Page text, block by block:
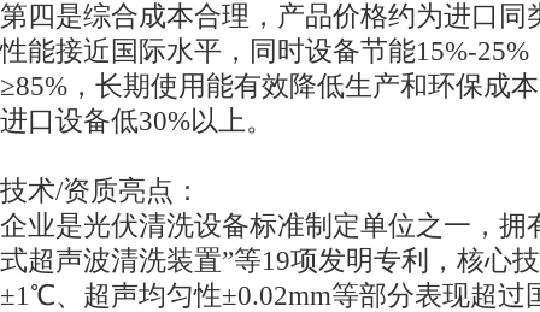
第四是综合成本合理，产品价格约为进口同
性能接近国际水平，同时设备节能15%-
≥85%，长期使用能有效降低生产和环保成
进口设备低30%以上。
技术/资质亮点：
企业是光伏清洗设备标准制定单位之一，拥
式超声波清洗装置”等19项发明专利，核心
±1℃、超声均匀性±0.02mm等部分表现超过